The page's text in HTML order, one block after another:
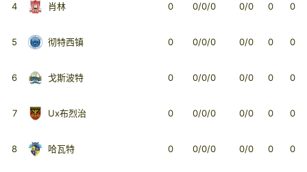
4 肖林 0 0/0/0 0/0 0 0
5 彻特西镇 0 0/0/0 0/0 0 0
6 戈斯波特 0 0/0/0 0/0 0 0
7 Ux布烈治 0 0/0/0 0/0 0 0
8 哈瓦特 0 0/0/0 0/0 0 0